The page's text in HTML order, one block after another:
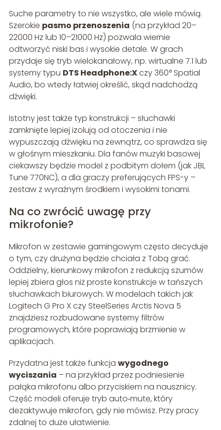
Suche parametry to nie wszystko, ale wiele mówią.
Szerokie pasmo przenoszenia (na przykład 20–
22000 Hz lub 10–21000 Hz) pozwala wiernie
odtworzyć niski bas i wysokie detale. W grach
przydaje się tryb wielokanałowy, np. wirtualne 7.1 lub
systemy typu DTS Headphone:Xczy 360° Spatial
Audio, bo wtedy łatwiej określić, skąd nadchodzą
dźwięki.
Istotny jest także typ konstrukcji – słuchawki
zamknięte lepiej izolują od otoczenia i nie
wypuszczają dźwięku na zewnątrz, co sprawdza się
w głośnym mieszkaniu. Dla fanów muzyki basowej
ciekawszy będzie model z podbitym dołem (jak JBL
Tune 770NC), a dla graczy preferujących FPS-y –
zestaw z wyraźnym środkiem i wysokimi tonami.
Na co zwrócić uwagę przy
mikrofonie?
Mikrofon w zestawie gamingowym często decyduje
o tym, czy drużyna będzie chciała z Tobą grać.
Oddzielny, kierunkowy mikrofon z redukcją szumów
lepiej zbiera głos niż proste konstrukcje w tańszych
słuchawkach biurowych. W modelach takich jak
Logitech G Pro X czy SteelSeries Arctis Nova 5
znajdziesz rozbudowane systemy filtrów
programowych, które poprawiają brzmienie w
aplikacjach.
Przydatna jest także funkcja wygodnego
wyciszania – na przykład przez podniesienie
pałąka mikrofonu albo przyciskiem na nausznicy.
Część modeli oferuje tryb auto‑mute, który
dezaktywuje mikrofon, gdy nie mówisz. Przy pracy
zdalnej to duże ułatwienie.